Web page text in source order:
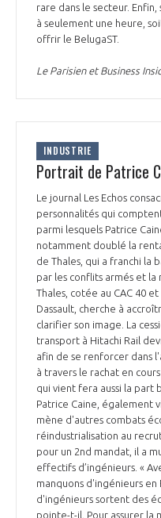
COMPÉTITIVITÉ
ENVIRONNEMENT
INNOVATION
LES PUBLICATIONS
DOCUMENTS & BROCHURES
rare dans le secteur.
à seulement une heure,
offrir le BelugaST.
Le Parisien et Business
INDUSTRIE
Portrait de Patrice
Le journal Les Echos
personnalités qui
parmi lesquels Patrice
notamment doublé la
de Thales, qui a franchi la
par les conflits armés et
Thales, cotée au CAC 40
Dassault, cherche à
clarifier son image. La
transport à Hitachi Rail
afin de se renforcer dans
à travers le rachat en
qui vient fera aussi la part
Patrice Caine, également
mène d'autres combats
réindustrialisation au
pour un 2nd mandat, il a
effectifs d’ingénieurs. «
manquons d'ingénieurs en
d'ingénieurs sortent des
pointe-t-il. Pour assurer la